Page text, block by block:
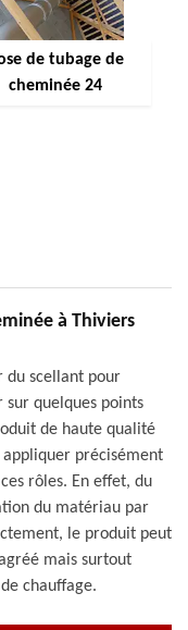
de tubage de
cheminée 24
à Thiviers
du scellant pour
quelques points
de haute qualité
précisément
rôles. En effet, du
du matériau par
le produit peut
mais surtout
chauffage.